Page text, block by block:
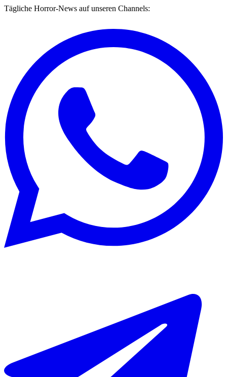
Tägliche Horror-News auf unseren Channels: